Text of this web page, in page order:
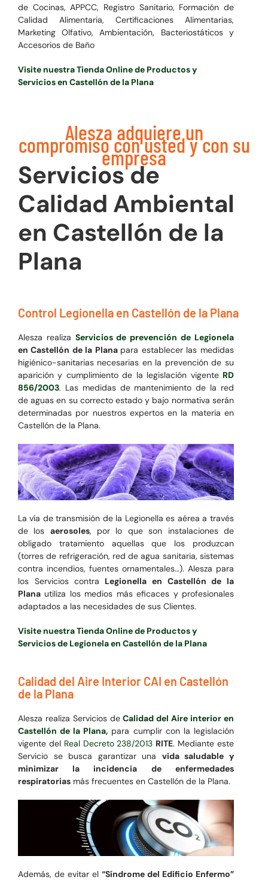
de Cocinas, APPCC, Registro Sanitario, Formación de
Calidad Alimentaria, Certificaciones Alimentarias,
Marketing Olfativo, Ambientación, Bacteriostáticos y
Accesorios de Baño
Visite nuestra Tienda Online de Productos y
Servicios en Castellón de la Plana
Alesza adquiere un
compromiso con usted y con su
empresa
Servicios de
Calidad Ambiental
en Castellón de la
Plana
Control Legionella en Castellón de la Plana
Alesza realiza Servicios de prevención de Legionela
en Castellón de la Plana para establecer las medidas
higiénico-sanitarias necesarias en la prevención de su
aparición y cumplimiento de la legislación vigente RD
856/2003. Las medidas de mantenimiento de la red
de aguas en su correcto estado y bajo normativa serán
determinadas por nuestros expertos en la materia en
Castellón de la Plana.
La vía de transmisión de la Legionella es aérea a través
de los aerosoles, por lo que son instalaciones de
obligado tratamiento aquellas que los produzcan
(torres de refrigeración, red de agua sanitaria, sistemas
contra incendios, fuentes ornamentales…). Alesza para
los Servicios contra Legionella en Castellón de la
Planautiliza los medios más eficaces y profesionales
adaptados a las necesidades de sus Clientes.
Visite nuestra Tienda Online de Productos y
Servicios de Legionela en Castellón de la Plana
Calidad del Aire Interior CAI en Castellón
de la Plana
Alesza realiza Servicios deCalidad del Aire interior en
Castellón de la Plana, para cumplir con la legislación
vigente del Real Decreto 238/2013 RITE. Mediante este
Servicio se busca garantizar una vida saludable y
minimizar la incidencia de enfermedades
respiratoriasmás frecuentes en Castellón de la Plana.
Además, de evitar el “Síndrome del Edificio Enfermo”